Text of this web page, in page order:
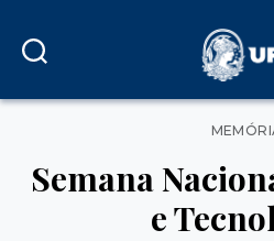
Semana
e